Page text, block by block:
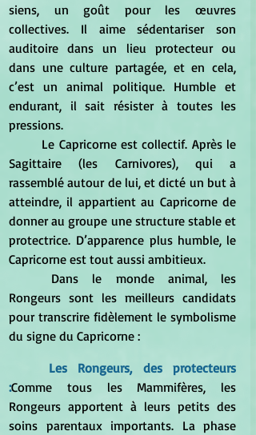
siens, un goût pour les œuvres
collectives. Il aime sédentariser son
auditoire dans un lieu protecteur ou
dans une culture partagée, et en cela,
c’est un animal politique. Humble et
endurant, il sait résister à toutes les
pressions.
Sagittaire (les Carnivores), qui a
rassemblé autour de lui, et dicté un but à
atteindre, il appartient au Capricorne de
donner au groupe une structure stable et
protectrice. D’apparence plus humble, le
Capricorne est tout aussi ambitieux.
Rongeurs sont les meilleurs candidats
pour transcrire fidèlement le symbolisme
du signe du Capricorne :
:Comme tous les Mammifères, les
Rongeurs apportent à leurs petits des
soins parentaux importants. La phase